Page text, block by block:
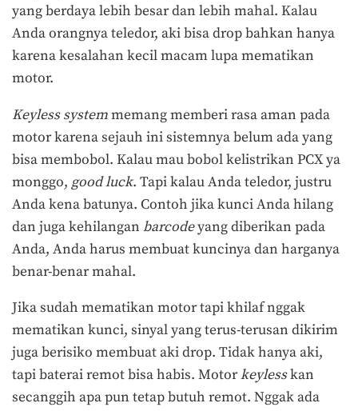
yang berdaya lebih besar dan lebih mahal. Kalau
Anda orangnya teledor, aki bisa drop bahkan hanya
karena kesalahan kecil macam lupa mematikan
motor.
Keyless systemmemang memberi rasa aman pada
motor karena sejauh ini sistemnya belum ada yang
bisa membobol. Kalau mau bobol kelistrikan PCX ya
monggo, good luck. Tapi kalau Anda teledor, justru
Anda kena batunya. Contoh jika kunci Anda hilang
dan juga kehilangan barcodeyang diberikan pada
Anda, Anda harus membuat kuncinya dan harganya
benar-benar mahal.
Jika sudah mematikan motor tapi khilaf nggak
mematikan kunci, sinyal yang terus-terusan dikirim
juga berisiko membuat aki drop. Tidak hanya aki,
tapi baterai remot bisa habis. Motorkeylesskan
secanggih apa pun tetap butuh remot. Nggak ada